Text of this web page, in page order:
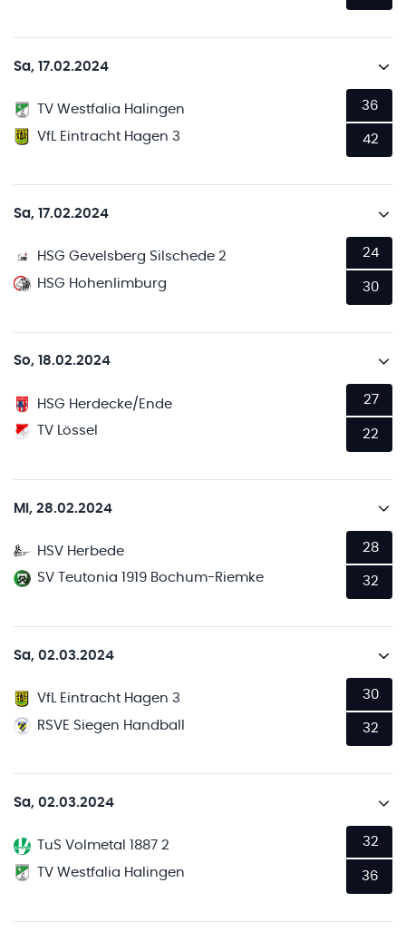
Sa, 17.02.2024
TV Westfalia Halingen
VfL Eintracht Hagen 3
36
42
Sa, 17.02.2024
HSG Gevelsberg Silschede 2
HSG Hohenlimburg
24
30
So, 18.02.2024
HSG Herdecke/Ende
TV Lössel
27
22
Mi, 28.02.2024
HSV Herbede
SV Teutonia 1919 Bochum-Riemke
28
32
Sa, 02.03.2024
VfL Eintracht Hagen 3
RSVE Siegen Handball
30
32
Sa, 02.03.2024
TuS Volmetal 1887 2
TV Westfalia Halingen
32
36